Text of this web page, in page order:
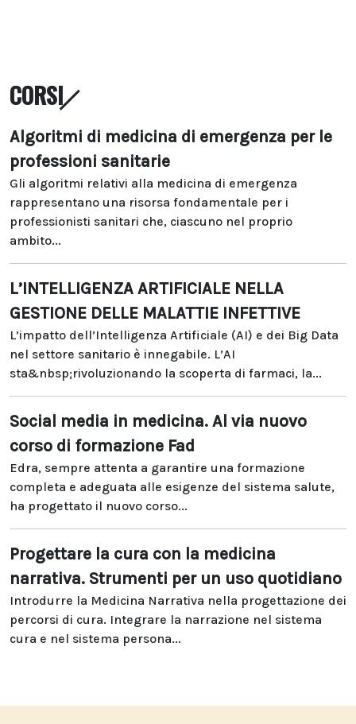
CORSI
Algoritmi di medicina di emergenza per le
professioni sanitarie
Gli algoritmi relativi alla medicina di emergenza
rappresentano una risorsa fondamentale per i
professionisti sanitari che, ciascuno nel proprio
ambito...
L’INTELLIGENZA ARTIFICIALE NELLA
GESTIONE DELLE MALATTIE INFETTIVE
L’impatto dell’Intelligenza Artificiale (AI) e dei Big Data
nel settore sanitario è innegabile. L’AI
sta&nbsp;rivoluzionando la scoperta di farmaci, la...
Social media in medicina. Al via nuovo
corso di formazione Fad
Edra, sempre attenta a garantire una formazione
completa e adeguata alle esigenze del sistema salute,
ha progettato il nuovo corso...
Progettare la cura con la medicina
narrativa. Strumenti per un uso quotidiano
Introdurre la Medicina Narrativa nella progettazione dei
percorsi di cura. Integrare la narrazione nel sistema
cura e nel sistema persona...